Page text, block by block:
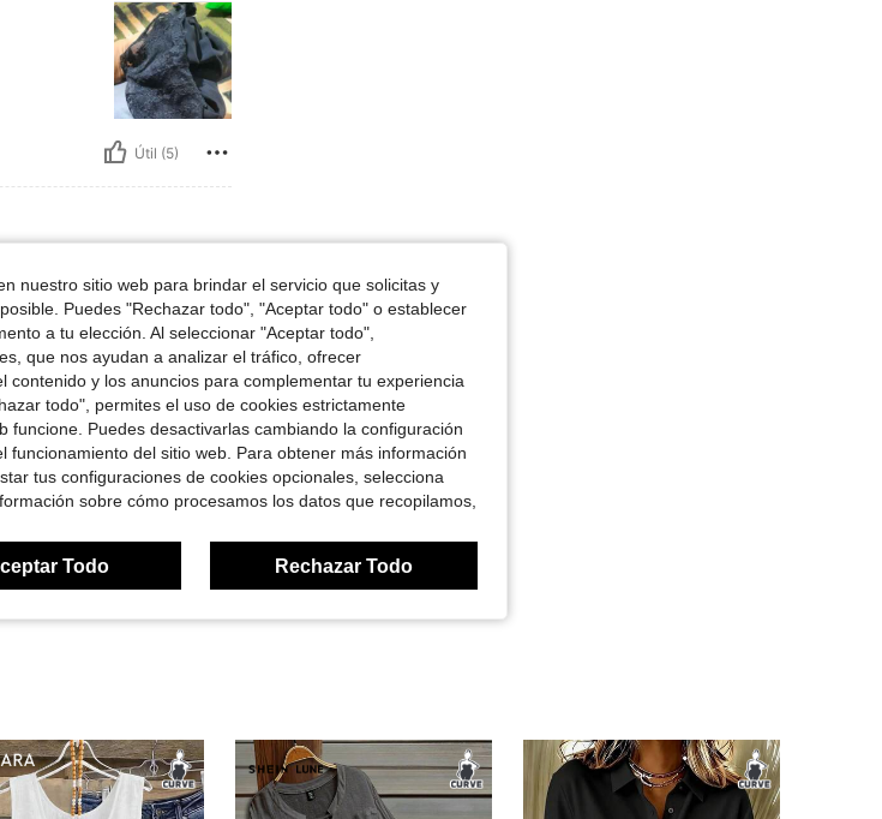
Útil (5)
Negro, Talla: 4XL
Triángulo
Útil (4)
nuestro sitio web para brindar el servicio que solicitas y
Puedes "Rechazar todo", "Aceptar todo" o establecer
a tu elección. Al seleccionar "Aceptar todo",
que nos ayudan a analizar el tráfico, ofrecer
contenido y los anuncios para complementar tu experiencia
todo", permites el uso de cookies estrictamente
funcione. Puedes desactivarlas cambiando la configuración
del sitio web. Para obtener más información
tus configuraciones de cookies opcionales, selecciona
sobre cómo procesamos los datos que recopilamos,
Todo Rechazar Todo